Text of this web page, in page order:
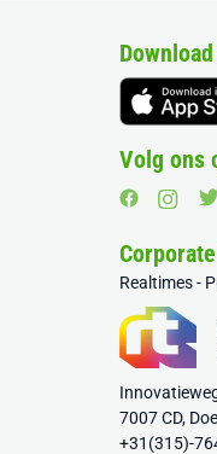
Volg ons
Realtimes -
7007 CD,
+31(315)-